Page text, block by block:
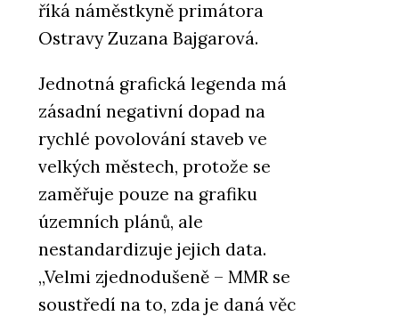
říká náměstkyně primátora
Ostravy Zuzana Bajgarová.
Jednotná grafická legenda má
zásadní negativní dopad na
rychlé povolování staveb ve
velkých městech, protože se
zaměřuje pouze na grafiku
územních plánů, ale
nestandardizuje jejich data.
„Velmi zjednodušeně – MMR se
soustředí na to, zda je daná věc